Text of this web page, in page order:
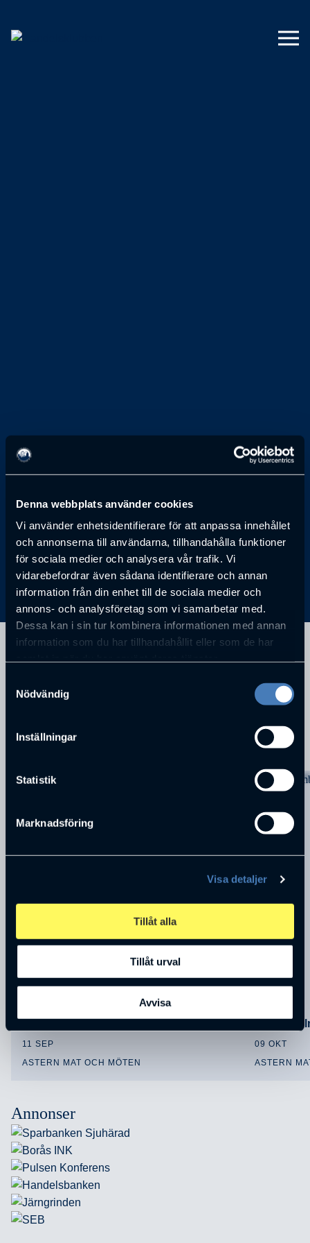
Denna webbplats använder cookies
Vi använder enhetsidentifierare för att anpassa innehållet
och annonserna till användarna, tillhandahålla funktioner
för sociala medier och analysera vår trafik. Vi
vidarebefordrar även sådana identifierare och annan
information från din enhet till de sociala medier och
annons- och analysföretag som vi samarbetar med.
Dessa kan i sin tur kombinera informationen med annan
information som du har tillhandahållit eller som de har
Nödvändig
Inställningar
Statistik
Marknadsföring
Visa detaljer
Tillåt alla
Tillåt urval
Avvisa
Arne Nilsson
VD, GÖTEBORGS BANK, GÖTEBORG
Anmälan till föreläsning har passerat
11 SEP
ASTERN MAT OCH MÖTEN
Sören
09 OKT
ASTERN
Annonser